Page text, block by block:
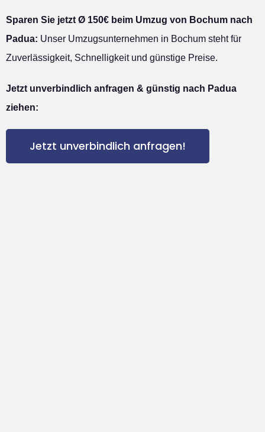
Sparen Sie jetzt Ø 150€ beim Umzug von Bochum nach
Padua: Unser Umzugsunternehmen in Bochum steht für
Zuverlässigkeit, Schnelligkeit und günstige Preise.
Jetzt unverbindlich anfragen & günstig nach Padua
ziehen:
Jetzt unverbindlich anfragen!